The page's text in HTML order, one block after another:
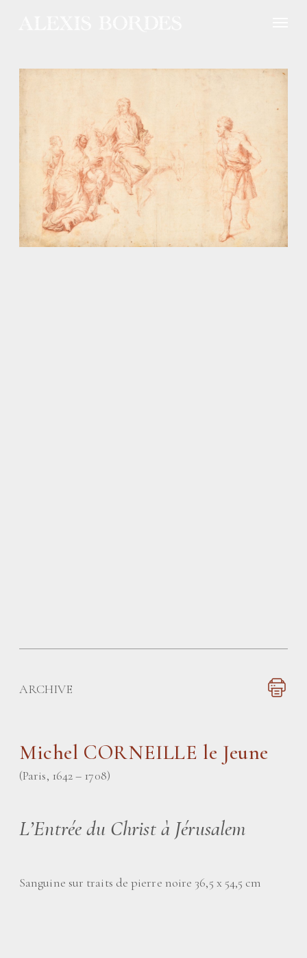
ARCHIVE
Michel CORNEILLE le Jeune
(Paris, 1642 – 1708)
L’Entrée du Christ à Jérusalem
Sanguine sur traits de pierre noire 36,5 x 54,5 cm